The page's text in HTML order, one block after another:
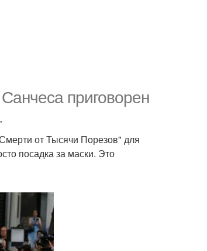
приговорен
от Тысячи Порезов" для
посадка за маски. Это